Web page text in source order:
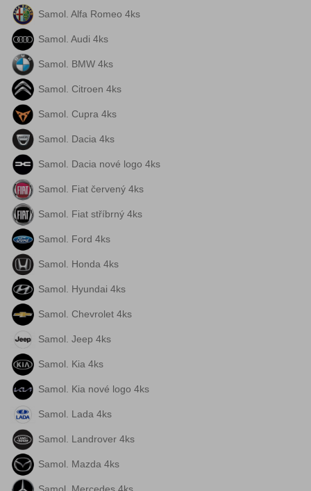
Samol. Alfa Romeo 4ks
Samol. Audi 4ks
Samol. BMW 4ks
Samol. Citroen 4ks
Samol. Cupra 4ks
Samol. Dacia 4ks
Samol. Dacia nové logo 4ks
Samol. Fiat červený 4ks
Samol. Fiat stříbrný 4ks
Samol. Ford 4ks
Samol. Honda 4ks
Samol. Hyundai 4ks
Samol. Chevrolet 4ks
Samol. Jeep 4ks
Samol. Kia 4ks
Samol. Kia nové logo 4ks
Samol. Lada 4ks
Samol. Landrover 4ks
Samol. Mazda 4ks
Samol. Mercedes 4ks